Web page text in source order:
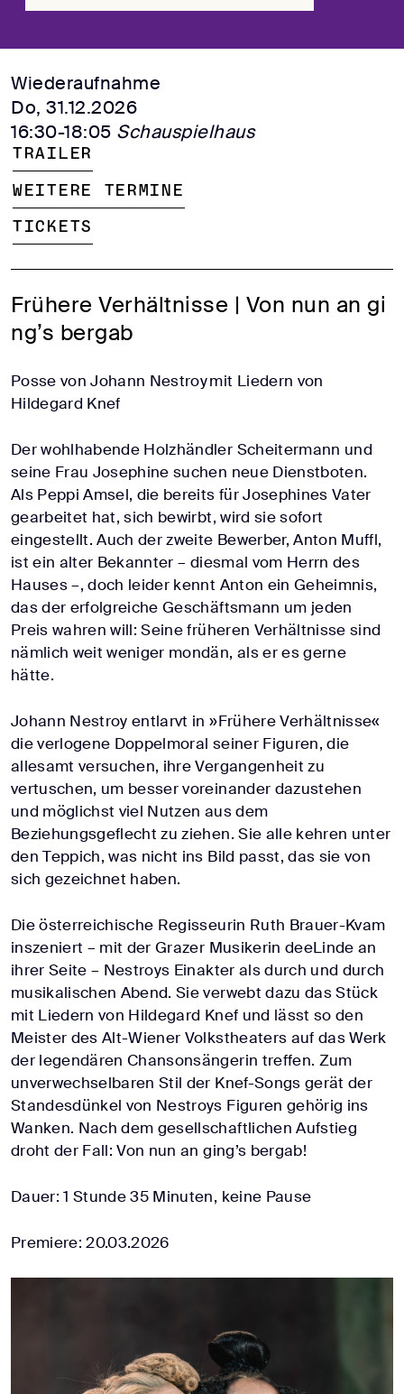
Wiederaufnahme
Do, 31.12.2026
16:30-18:05 Schauspielhaus
Trailer
Weitere Termine
Tickets
Frühere Verhältnisse | Von nun an gi
ng’s bergab
Posse von Johann Nestroy mit Liedern von
Hildegard Knef
Der wohlhabende Holzhändler Scheitermann und
seine Frau Josephine suchen neue Dienstboten.
Als Peppi Amsel, die bereits für Josephines Vater
gearbeitet hat, sich bewirbt, wird sie sofort
eingestellt. Auch der zweite Bewerber, Anton Muffl,
ist ein alter Bekannter – diesmal vom Herrn des
Hauses –, doch leider kennt Anton ein Geheimnis,
das der erfolgreiche Geschäftsmann um jeden
Preis wahren will: Seine früheren Verhältnisse sind
nämlich weit weniger mondän, als er es gerne
hätte.
Johann Nestroy entlarvt in »Frühere Verhältnisse«
die verlogene Doppelmoral seiner Figuren, die
allesamt versuchen, ihre Vergangenheit zu
vertuschen, um besser voreinander dazustehen
und möglichst viel Nutzen aus dem
Beziehungsgeflecht zu ziehen. Sie alle kehren unter
den Teppich, was nicht ins Bild passt, das sie von
sich gezeichnet haben.
Die österreichische Regisseurin Ruth Brauer-Kvam
inszeniert – mit der Grazer Musikerin deeLinde an
ihrer Seite – Nestroys Einakter als durch und durch
musikalischen Abend. Sie verwebt dazu das Stück
mit Liedern von Hildegard Knef und lässt so den
Meister des Alt-Wiener Volkstheaters auf das Werk
der legendären Chansonsängerin treffen. Zum
unverwechselbaren Stil der Knef-Songs gerät der
Standesdünkel von Nestroys Figuren gehörig ins
Wanken. Nach dem gesellschaftlichen Aufstieg
droht der Fall: Von nun an ging’s bergab!
Dauer: 1 Stunde 35 Minuten, keine Pause
Premiere: 20.03.2026